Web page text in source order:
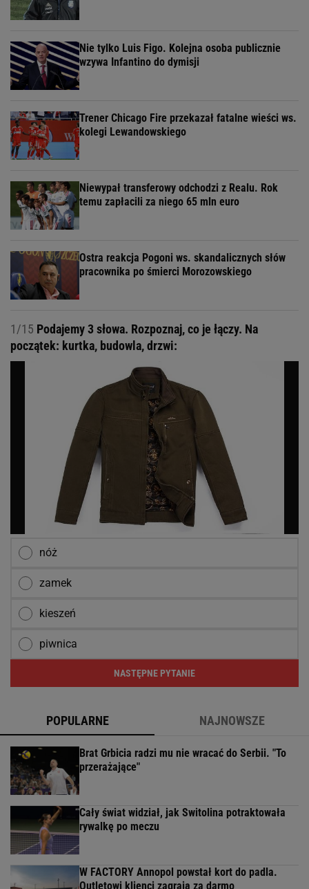
Nie tylko Luis Figo. Kolejna osoba publicznie
wzywa Infantino do dymisji
Trener Chicago Fire przekazał fatalne wieści ws.
kolegi Lewandowskiego
Niewypał transferowy odchodzi z Realu. Rok
temu zapłacili za niego 65 mln euro
Ostra reakcja Pogoni ws. skandalicznych słów
pracownika po śmierci Morozowskiego
1/15 Podajemy 3 słowa. Rozpoznaj, co je łączy. Na
początek: kurtka, budowla, drzwi:
nóż
zamek
kieszeń
piwnica
NASTĘPNE PYTANIE
POPULARNE NAJNOWSZE
Brat Grbicia radzi mu nie wracać do Serbii. "To
przerażające"
Cały świat widział, jak Switolina potraktowała
rywalkę po meczu
W FACTORY Annopol powstał kort do padla.
Outletowi klienci zagrają za darmo